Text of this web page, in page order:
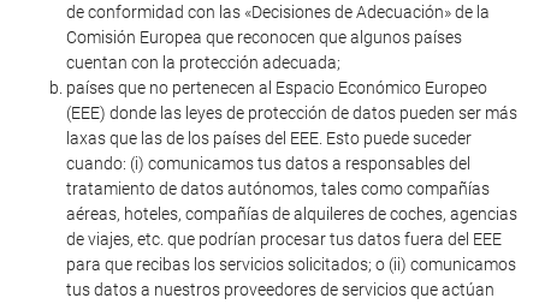
de conformidad con las «Decisiones de Adecuación» de la
Comisión Europea que reconocen que algunos países
cuentan con la protección adecuada;
países que no pertenecen al Espacio Económico Europeo
(EEE) donde las leyes de protección de datos pueden ser más
laxas que las de los países del EEE. Esto puede suceder
cuando: (i) comunicamos tus datos a responsables del
tratamiento de datos autónomos, tales como compañías
aéreas, hoteles, compañías de alquileres de coches, agencias
de viajes, etc. que podrían procesar tus datos fuera del EEE
para que recibas los servicios solicitados; o (ii) comunicamos
tus datos a nuestros proveedores de servicios que actúan